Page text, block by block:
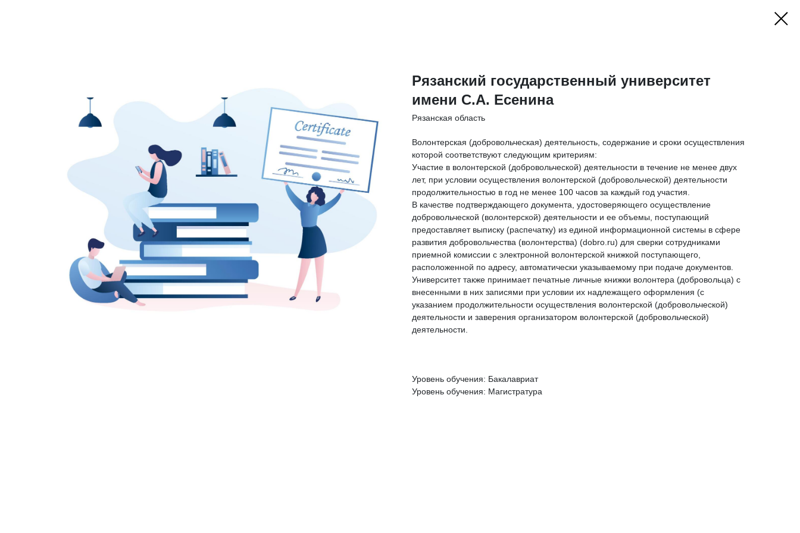
Рязанский государственный университет
имени С.А. Есенина
Рязанская область
Волонтерская (добровольческая) деятельность, содержание и сроки осуществления
которой соответствуют следующим критериям:
Участие в волонтерской (добровольческой) деятельности в течение не менее двух
лет, при условии осуществления волонтерской (добровольческой) деятельности
продолжительностью в год не менее 100 часов за каждый год участия.
В качестве подтверждающего документа, удостоверяющего осуществление
добровольческой (волонтерской) деятельности и ее объемы, поступающий
предоставляет выписку (распечатку) из единой информационной системы в сфере
развития добровольчества (волонтерства) (dobro.ru) для сверки сотрудниками
приемной комиссии с электронной волонтерской книжкой поступающего,
расположенной по адресу, автоматически указываемому при подаче документов.
Университет также принимает печатные личные книжки волонтера (добровольца) с
внесенными в них записями при условии их надлежащего оформления (с
указанием продолжительности осуществления волонтерской (добровольческой)
деятельности и заверения организатором волонтерской (добровольческой)
деятельности.
Уровень обучения: Бакалавриат
Уровень обучения: Магистратура